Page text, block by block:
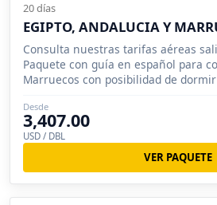
20 días
EGIPTO, ANDALUCIA Y
Consulta nuestras tarifas aéreas
Paquete con guía en español para
Marruecos con posibilidad de
Desde
3,407.00
USD / DBL
VER PAQUETE